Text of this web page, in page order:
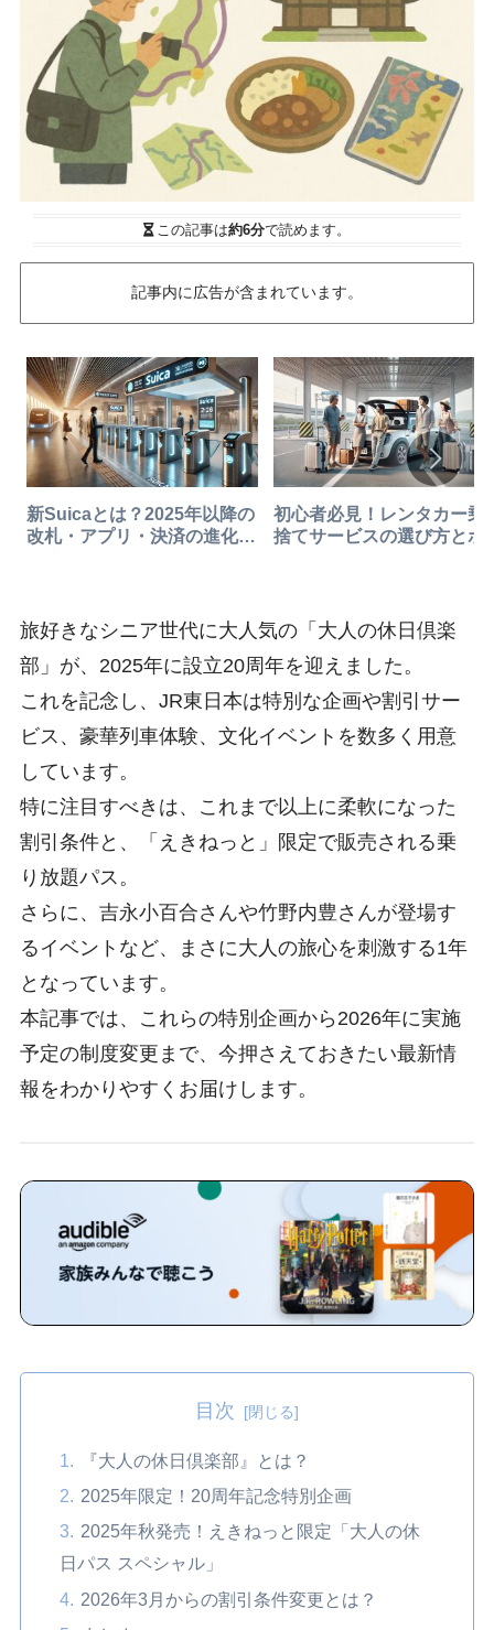
この記事は約6分で読めます。
記事内に広告が含まれています。
新Suicaとは？2025年以降の
改札・アプリ・決済の進化を
初心者必見！レンタカー乗
捨てサービスの選び方とポ
旅好きなシニア世代に大人気の「大人の休日倶楽
部」が、2025年に設立20周年を迎えました。
これを記念し、JR東日本は特別な企画や割引サー
ビス、豪華列車体験、文化イベントを数多く用意
しています。
特に注目すべきは、これまで以上に柔軟になった
割引条件と、「えきねっと」限定で販売される乗
り放題パス。
さらに、吉永小百合さんや竹野内豊さんが登場す
るイベントなど、まさに大人の旅心を刺激する1年
となっています。
本記事では、これらの特別企画から2026年に実施
予定の制度変更まで、今押さえておきたい最新情
報をわかりやすくお届けします。
目次
『大人の休日倶楽部』とは？
2025年限定！20周年記念特別企画
2025年秋発売！えきねっと限定「大人の休
日パス スペシャル」
2026年3月からの割引条件変更とは？